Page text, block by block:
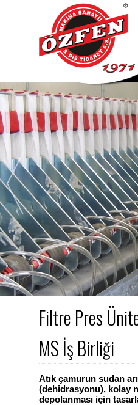
Filtre Pres
MS İş Birliği
Atık çamurun sudan
(dehidrasyonu), kolay
depolanması için